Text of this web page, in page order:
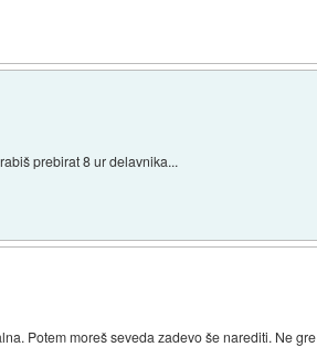
prebirat 8 ur delavnika...
Potem moreš seveda zadevo še narediti. Ne gre